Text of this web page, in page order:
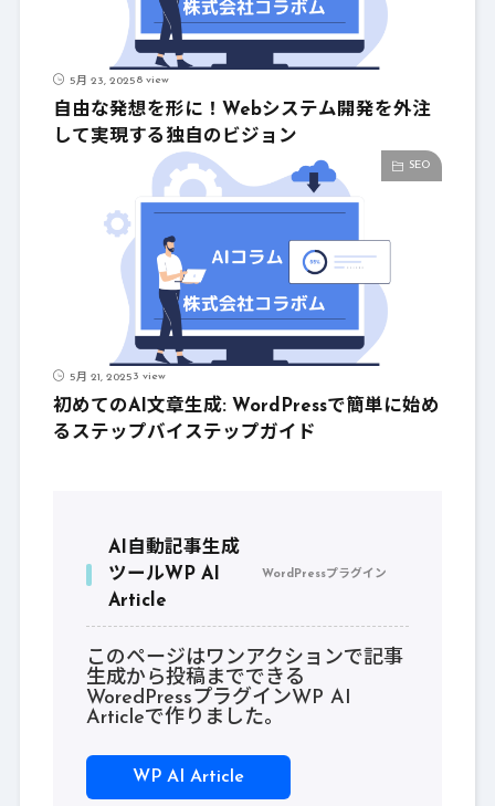
5月 23, 20258 view
自由な発想を形に！Webシステム開発を外注
して実現する独自のビジョン
SEO
5月 21, 20253 view
初めてのAI文章生成: WordPressで簡単に始め
るステップバイステップガイド
AI自動記事生成
ツールWP AI
Article
WordPressプラグイン
このページはワンアクションで記事
生成から投稿までできる
WoredPressプラグインWP AI
Articleで作りました。
WP AI Article